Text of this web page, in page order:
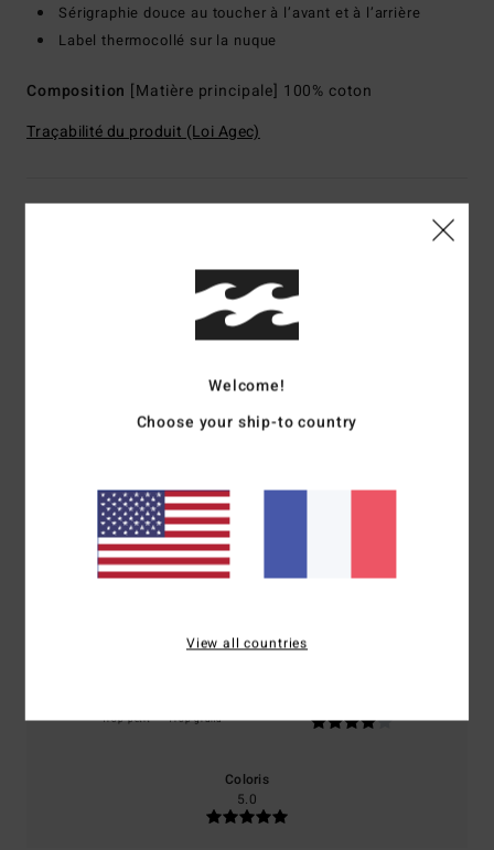
Sérigraphie douce au toucher à l’avant et à l’arrière
Label thermocollé sur la nuque
Composition [Matière principale] 100% coton
Traçabilité du produit (Loi Agec)
Note moyenne
1.0
basé sur1 avis vérifiés
0% de nos clients recommandent ce produit
Trop petit Trop grand
Coloris
5.0
Welcome!
Choose your ship-to country
View all countries